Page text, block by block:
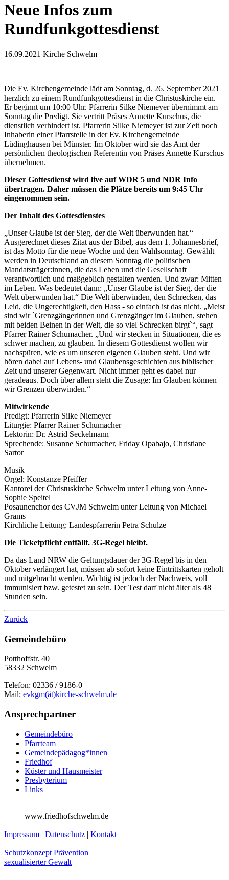
Neue Infos zum
Rundfunkgottesdienst
16.09.2021 Kirche Schwelm
Die Ev. Kirchengemeinde lädt am Sonntag, d. 26. September 2021
herzlich zu einem Rundfunkgottesdienst in die Christuskirche ein.
Er beginnt um 10:00 Uhr. Pfarrerin Silke Niemeyer übernimmt am
Sonntag die Predigt. Sie vertritt Präses Annette Kurschus, die
dienstlich verhindert ist. Pfarrerin Silke Niemeyer ist zur Zeit noch
Inhaberin einer Pfarrstelle in der Ev. Kirchengemeinde
Lüdinghausen bei Münster. Im Oktober wird sie das Amt der
persönlichen theologischen Referentin von Präses Annette Kurschus
übernehmen.
Dieser Gottesdienst wird live auf WDR 5 und NDR Info
übertragen. Daher müssen die Plätze bereits um 9:45 Uhr
eingenommen sein.
Der Inhalt des Gottesdienstes
„Unser Glaube ist der Sieg, der die Welt überwunden hat.“
Ausgerechnet dieses Zitat aus der Bibel, aus dem 1. Johannesbrief,
ist das Motto für die neue Woche und den Wahlsonntag. Gewählt
werden in Deutschland an diesem Sonntag die politischen
Mandatsträger:innen, die das Leben und die Gesellschaft
verantwortlich und maßgeblich gestalten werden. Und zwar: Mitten
im Leben. Was bedeutet dann: „Unser Glaube ist der Sieg, der die
Welt überwunden hat.“ Die Welt überwinden, den Schrecken, das
Leid, die Ungerechtigkeit, den Hass - so einfach ist das nicht. „Meist
sind wir `Grenzgängerinnen und Grenzgänger im Glauben, stehen
mit beiden Beinen in der Welt, die so viel Schrecken birgt`“, sagt
Pfarrer Rainer Schumacher. „Und wir stecken in Situationen, die es
schwer machen, zu glauben. In diesem Gottesdienst wollen wir
nachspüren, wie es um unseren eigenen Glauben steht. Und wir
hören dabei auf Lebens- und Glaubensgeschichten aus biblischer
Zeit und unserer Gegenwart. Nicht immer geht es dabei nur
geradeaus. Doch über allem steht die Zusage: Im Glauben können
wir Grenzen überwinden.“
Mitwirkende
Predigt: Pfarrerin Silke Niemeyer
Liturgie: Pfarrer Rainer Schumacher
Lektorin: Dr. Astrid Seckelmann
Sprechende: Susanne Schumacher, Friday Opabajo, Christiane
Sartor
Musik
Orgel: Konstanze Pfeiffer
Kantorei der Christuskirche Schwelm unter Leitung von Anne-
Sophie Speitel
Posaunenchor des CVJM Schwelm unter Leitung von Michael
Grams
Kirchliche Leitung: Landespfarrerin Petra Schulze
Die Ticketpflicht entfällt. 3G-Regel bleibt.
Da das Land NRW die Geltungsdauer der 3G-Regel bis in den
Oktober verlängert hat, müssen ab sofort keine Eintrittskarten geholt
und mitgebracht werden. Wichtig ist jedoch der Nachweis, voll
immunisiert bzw. getestet zu sein. Der Test darf nicht älter als 48
Stunden sein.
Zurück
Gemeindebüro
Potthoffstr. 40
58332 Schwelm
Telefon: 02336 / 9186-0
Mail: evkgm(ät)kirche-schwelm.de
Ansprechpartner
Gemeindebüro
Pfarrteam
Gemeindepädagog*innen
Friedhof
Küster und Hausmeister
Presbyterium
Links
www.friedhofschwelm.de
Impressum Datenschutz Kontakt
Schutzkonzept Prävention
sexualisierter Gewalt